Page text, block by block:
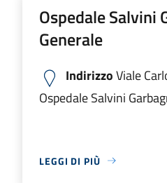
Ospedale Salvini
Generale
IndirizzoViale
Ospedale Salvini
LEGGI DI PIÙ